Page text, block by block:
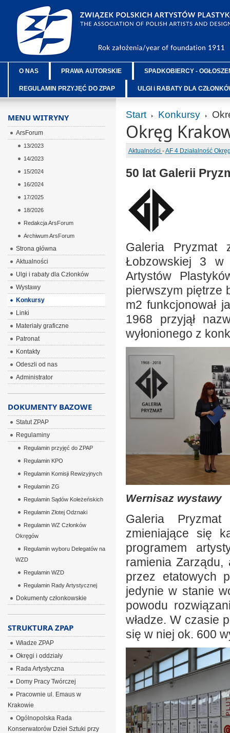
O NAS PRAWA AUTORSKIE SPADKOBIERCY -
REGULAMIN PRZYJĘĆ DO ZPAP ULGI i RABATY DLA
Start Konkursy
Okręg
Aktualności -AF 4 Działalność
50 lat Galerii
Galeria Pryzmat
Łobzowskiej 3 w
Artystów
pierwszym piętrze
m2 funkcjonował
1968 przyjął
wyłonionego z
Wernisaz wystawy
Galeria
zmieniające się
programem
ramienia Zarządu,
przez etatowych
jedynie w stanie
powodu
władze. W czasie
się w niej ok. 600
MENU WITRYNY
ArsForum
13/2023
14/2023
15/2024
16/2024
17/2025
18/2026
Redakcja ArsForum
Archiwum ArsForum
Strona główna
Aktualności
Ulgi i rabaty dla Członków
Wystawy
Konkursy
Linki
Materiały graficzne
Patronat
Kontakty
Odeszli od nas
Administrator
DOKUMENTY BAZOWE
Statut ZPAP
Regulaminy
Regulamin przyjęć do ZPAP
Regulamin KPO
Regulamin Komisji Rewizyjnych
Regulamin ZG
Regulamin Sądów Koleżeńskich
Regulamin Złotej Odznaki
Regulamin WZ Członków
Okręgów
Regulamin wyboru Delegatów na
WZD
Regulamin WZD
Regulamin Rady Artystycznej
Dokumenty członkowskie
STRUKTURA ZPAP
Władze ZPAP
Okręgi i oddziały
Rada Artystyczna
Domy Pracy Twórczej
Pracownie ul. Emaus w
Krakowie
Ogólnopolska Rada
Konserwatorów Dzieł Sztuki przy